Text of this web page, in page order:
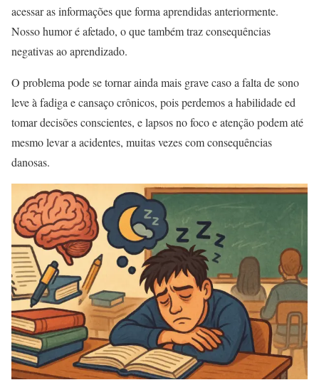
acessar as informações que forma aprendidas anteriormente.
Nosso humor é afetado, o que também traz consequências
negativas ao aprendizado.
O problema pode se tornar ainda mais grave caso a falta de sono
leve à fadiga e cansaço crônicos, pois perdemos a habilidade ed
tomar decisões conscientes, e lapsos no foco e atenção podem até
mesmo levar a acidentes, muitas vezes com consequências
danosas.